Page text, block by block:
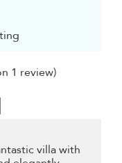
1 review)
villa with